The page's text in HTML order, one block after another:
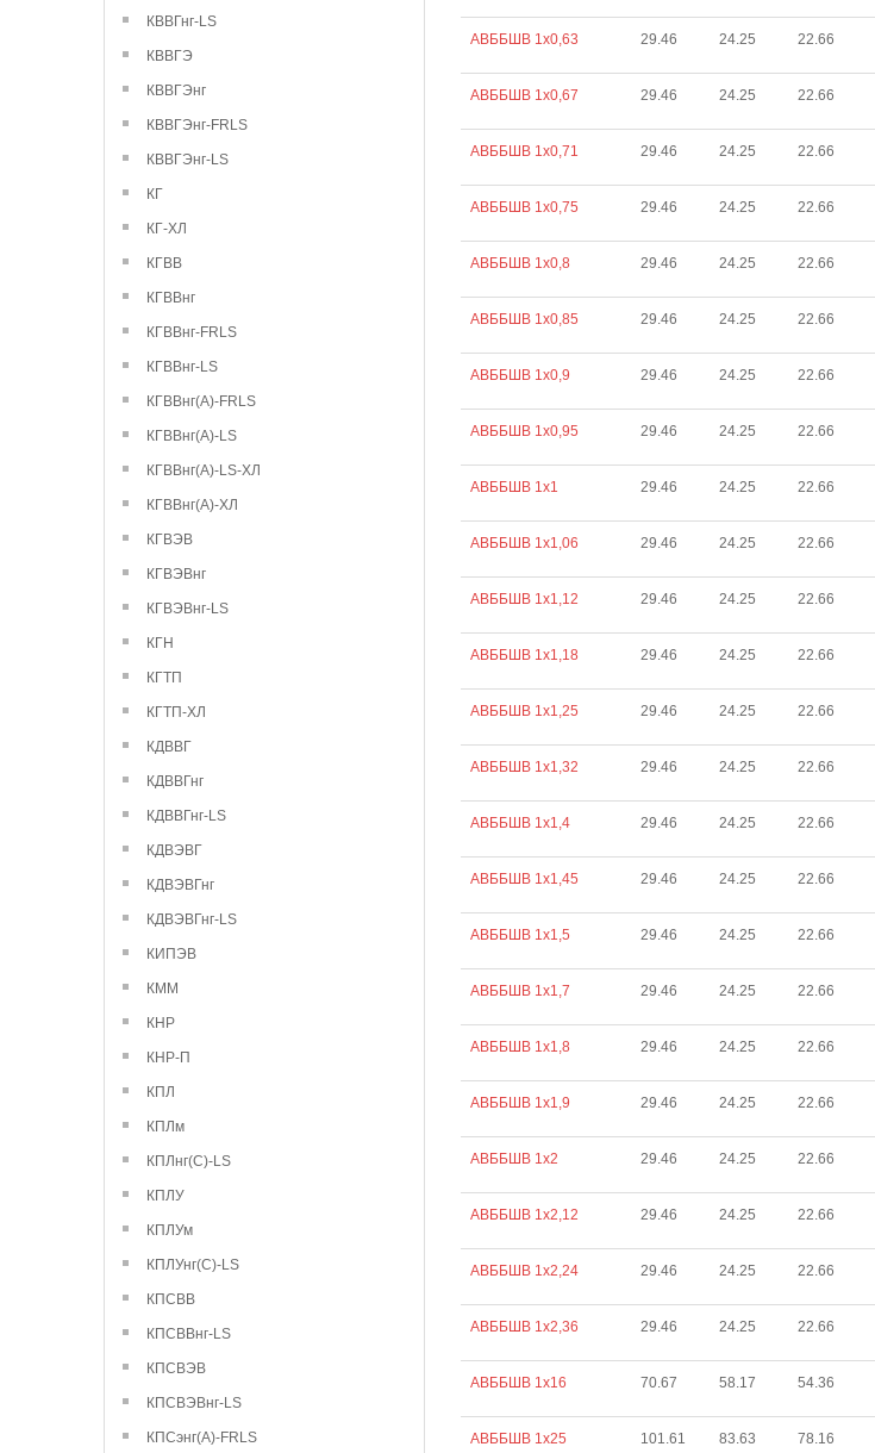
КВВГнг-LS
КВВГЭ
КВВГЭнг
КВВГЭнг-FRLS
КВВГЭнг-LS
КГ
КГ-ХЛ
КГВВ
КГВВнг
КГВВнг-FRLS
КГВВнг-LS
КГВВнг(А)-FRLS
КГВВнг(А)-LS
КГВВнг(А)-LS-ХЛ
КГВВнг(А)-ХЛ
КГВЭВ
КГВЭВнг
КГВЭВнг-LS
КГН
КГТП
КГТП-ХЛ
КДВВГ
КДВВГнг
КДВВГнг-LS
КДВЭВГ
КДВЭВГнг
КДВЭВГнг-LS
КИПЭВ
КММ
КНР
КНР-П
КПЛ
КПЛм
КПЛнг(С)-LS
КПЛУ
КПЛУм
КПЛУнг(С)-LS
КПСВВ
КПСВВнг-LS
КПСВЭВ
КПСВЭВнг-LS
КПСэнг(А)-FRLS
АВББШВ 1х0,63 29.46 24.25 22.66
АВББШВ 1х0,67 29.46 24.25 22.66
АВББШВ 1х0,71 29.46 24.25 22.66
АВББШВ 1х0,75 29.46 24.25 22.66
АВББШВ 1х0,8 29.46 24.25 22.66
АВББШВ 1х0,85 29.46 24.25 22.66
АВББШВ 1х0,9 29.46 24.25 22.66
АВББШВ 1х0,95 29.46 24.25 22.66
АВББШВ 1х1 29.46 24.25 22.66
АВББШВ 1х1,06 29.46 24.25 22.66
АВББШВ 1х1,12 29.46 24.25 22.66
АВББШВ 1х1,18 29.46 24.25 22.66
АВББШВ 1х1,25 29.46 24.25 22.66
АВББШВ 1х1,32 29.46 24.25 22.66
АВББШВ 1х1,4 29.46 24.25 22.66
АВББШВ 1х1,45 29.46 24.25 22.66
АВББШВ 1х1,5 29.46 24.25 22.66
АВББШВ 1х1,7 29.46 24.25 22.66
АВББШВ 1х1,8 29.46 24.25 22.66
АВББШВ 1х1,9 29.46 24.25 22.66
АВББШВ 1х2 29.46 24.25 22.66
АВББШВ 1х2,12 29.46 24.25 22.66
АВББШВ 1х2,24 29.46 24.25 22.66
АВББШВ 1х2,36 29.46 24.25 22.66
АВББШВ 1х16 70.67 58.17 54.36
АВББШВ 1х25 101.61 83.63 78.16